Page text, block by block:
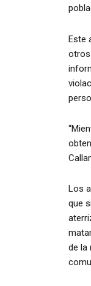
Este
otros
Los
que
de la